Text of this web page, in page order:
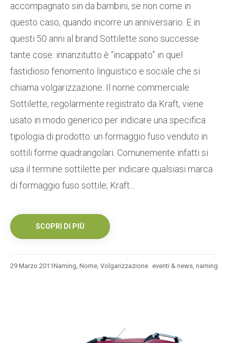
accompagnato sin da bambini, se non come in
questo caso, quando incorre un anniversario. E in
questi 50 anni al brand Sottilette sono successe
tante cose: innanzitutto è “incappato” in quel
fastidioso fenomento linguistico e sociale che si
chiama volgarizzazione. Il nome commerciale
Sottilette, regolarmente registrato da Kraft, viene
usato in modo generico per indicare una specifica
tipologia di prodotto: un formaggio fuso venduto in
sottili forme quadrangolari. Comunemente infatti si
usa il termine sottilette per indicare qualsiasi marca
di formaggio fuso sottile; Kraft...
SCOPRI DI PIÙ
29 Marzo 2011 eventi & news, naming
Naming, Nome, Volgarizzazione